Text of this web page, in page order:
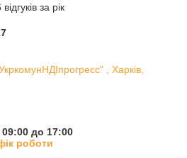
за рік
, Харків,
до 17:00
роботи